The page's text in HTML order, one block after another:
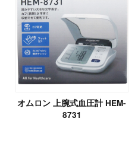
オムロン 上腕式血圧計 HEM-
8731